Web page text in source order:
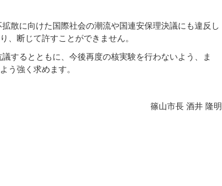
散に向けた国際社会の潮流や国連安保理決議にも違反し
、断じて許すことができません。
するとともに、今後再度の核実験を行わないよう、ま
う強く求めます。
篠山市長 酒井 隆明